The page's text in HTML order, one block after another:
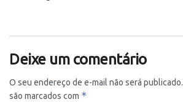
Deixe um comentário
O seu endereço de e-mail não será publicado.
são marcados com *